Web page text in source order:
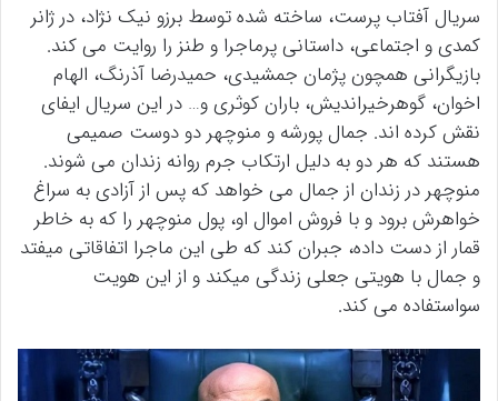
سریال آفتاب پرست، ساخته شده توسط برزو نیک نژاد، در ژانر
کمدی و اجتماعی، داستانی پرماجرا و طنز را روایت می کند.
بازیگرانی همچون پژمان جمشیدی، حمیدرضا آذرنگ، الهام
اخوان، گوهرخیراندیش، باران کوثری و… در این سریال ایفای
نقش کرده اند. جمال پورشه و منوچهر دو دوست صمیمی
هستند که هر دو به دلیل ارتکاب جرم روانه زندان می شوند.
منوچهر در زندان از جمال می خواهد که پس از آزادی به سراغ
خواهرش برود و با فروش اموال او، پول منوچهر را که به خاطر
قمار از دست داده، جبران کند که طی این ماجرا اتفاقاتی میفتد
و جمال با هویتی جعلی زندگی میکند و از این هویت
سواستفاده می کند.